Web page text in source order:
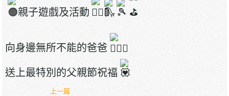
親子遊戲及活動
向身邊無所不能的爸爸
送上最特別的父親節祝福
上一篇